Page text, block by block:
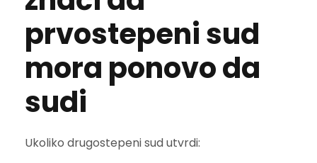
prvostepeni sud
mora ponovo da
sudi
Ukoliko drugostepeni sud utvrdi: